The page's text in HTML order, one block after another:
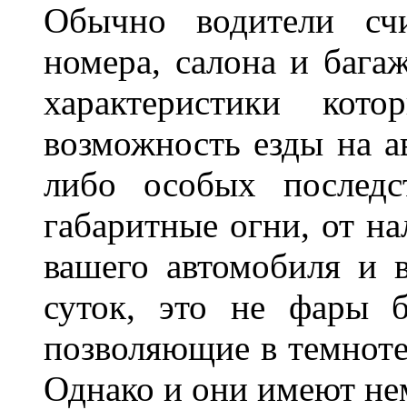
Обычно водители
номера, салона и
характеристики
возможность езды на
либо особых
габаритные огни, от
вашего автомобиля и
суток, это не фары
позволяющие в
Однако и они имеют